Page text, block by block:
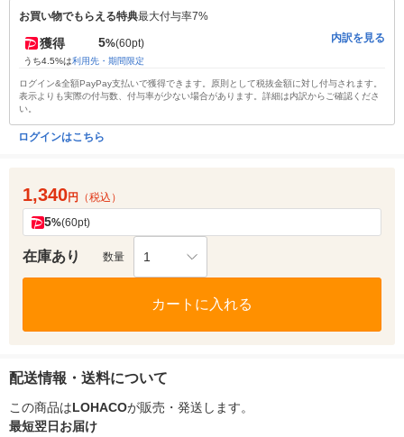
お買い物でもらえる特典最大付与率7%
獲得 5%(60pt)
うち4.5%は利用先・期間限定
内訳を見る
ログイン&全額PayPay支払いで獲得できます。原則として税抜金額に対し付与されます。
表示よりも実際の付与数、付与率が少ない場合があります。詳細は内訳からご確認くださ
い。
ログインはこちら
1,340円 （税込）
5%(60pt)
在庫あり 数量 1
カートに入れる
配送情報・送料について
この商品はLOHACOが販売・発送します。
最短翌日お届け